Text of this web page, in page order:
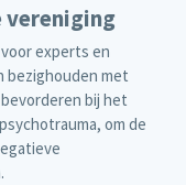
vereniging
experts en
bezighouden met
bij het
om de